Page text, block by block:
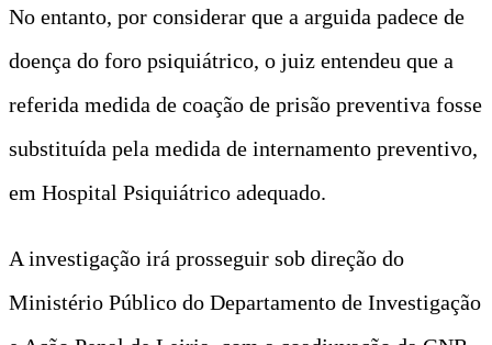
No entanto, por considerar que a arguida padece de
doença do foro psiquiátrico, o juiz entendeu que a
referida medida de coação de prisão preventiva fosse
substituída pela medida de internamento preventivo,
em Hospital Psiquiátrico adequado.
A investigação irá prosseguir sob direção do
Ministério Público do Departamento de Investigação